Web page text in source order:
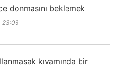
donmasını beklemek
23:03
kıvamında bir